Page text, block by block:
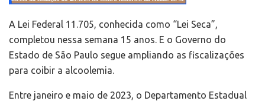
A Lei Federal 11.705, conhecida como “Lei Seca”,
completou nessa semana 15 anos. E o Governo do
Estado de São Paulo segue ampliando as fiscalizações
para coibir a alcoolemia.
Entre janeiro e maio de 2023, o Departamento Estadual